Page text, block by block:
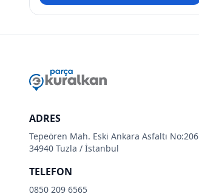
ADRES
Tepeören Mah. Eski Ankara Asfaltı No:206
34940 Tuzla / İstanbul
TELEFON
0850 209 6565